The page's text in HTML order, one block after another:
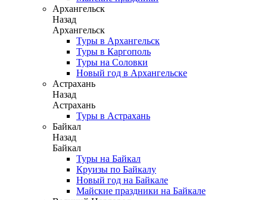
Архангельск
Назад
Архангельск
Туры в Архангельск
Туры в Каргополь
Туры на Соловки
Новый год в Архангельске
Астрахань
Назад
Астрахань
Туры в Астрахань
Байкал
Назад
Байкал
Туры на Байкал
Круизы по Байкалу
Новый год на Байкале
Майские праздники на Байкале